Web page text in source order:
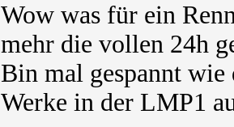
Wow was für ein
mehr die vollen 24h
Bin mal gespannt
Werke in der LMP1